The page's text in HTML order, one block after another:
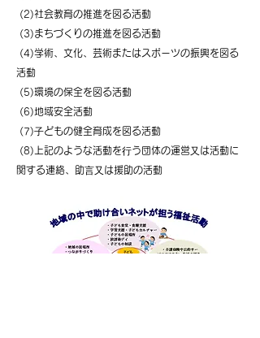
(2)社会教育の推進を図る活動
(3)まちづくりの推進を図る活動
(4)学術、文化、芸術またはスポーツの振興を図る
活動
(5)環境の保全を図る活動
(6)地域安全活動
(7)⼦どもの健全育成を図る活動
(8)上記のような活動を⾏う団体の運営⼜は活動に
関する連絡、助⾔⼜は援助の活動